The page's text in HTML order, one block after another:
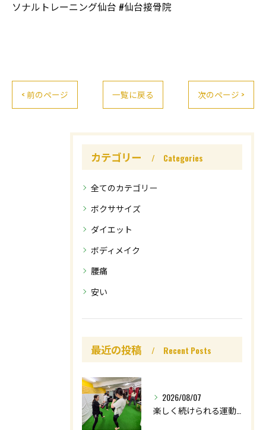
ソナルトレーニング仙台 #仙台接骨院
< 前のページ 一覧に戻る 次のページ >
カテゴリー Categories
全てのカテゴリー
ボクササイズ
ダイエット
ボディメイク
腰痛
安い
最近の投稿 Recent Posts
2026/08/07